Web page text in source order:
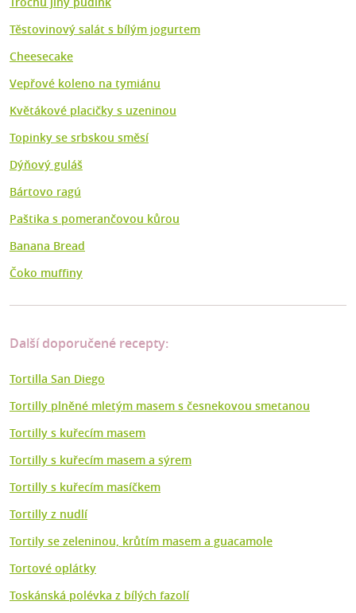
Těstovinový salát s bílým jogurtem
Cheesecake
Vepřové koleno na tymiánu
Květákové placičky s uzeninou
Topinky se srbskou směsí
Dýňový guláš
Bártovo ragú
Paštika s pomerančovou kůrou
Banana Bread
Čoko muffiny
Další doporučené recepty:
Tortilla San Diego
Tortilly plněné mletým masem s česnekovou smetanou
Tortilly s kuřecím masem
Tortilly s kuřecím masem a sýrem
Tortilly s kuřecím masíčkem
Tortilly z nudlí
Tortily se zeleninou, krůtím masem a guacamole
Tortové oplátky
Toskánská polévka z bílých fazolí